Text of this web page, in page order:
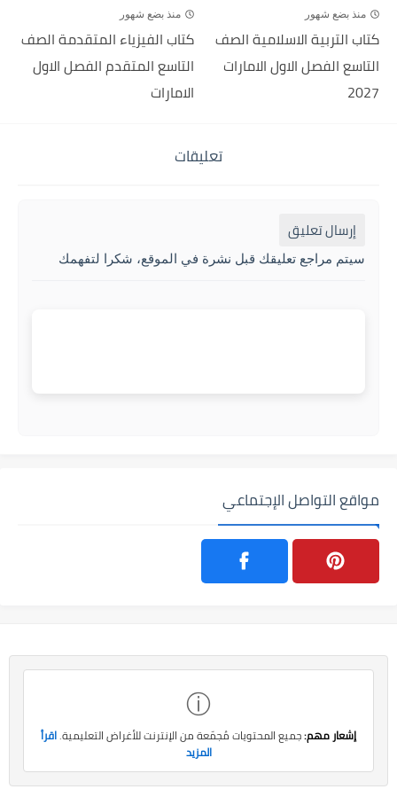
منذ بضع شهور
كتاب التربية الاسلامية الصف
التاسع الفصل الاول الامارات
2027
منذ بضع شهور
كتاب الفيزياء المتقدمة الصف
التاسع المتقدم الفصل الاول
الامارات
تعليقات
إرسال تعليق
سيتم مراجع تعليقك قبل نشرة في الموقع، شكرا لتفهمك
مواقع التواصل الإجتماعي
ⓘ
إشعار مهم:جميع المحتويات مُجمّعة من الإنترنت للأغراض التعليمية.اقرأ
المزيد